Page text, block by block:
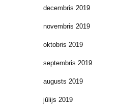
decembris 2019
novembris 2019
oktobris 2019
septembris 2019
augusts 2019
jūlijs 2019